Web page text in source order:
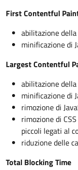
First Contentful
abilitazione
minificazione di
Largest Contentful
abilitazione
minificazione di
rimozione di
rimozione di
piccoli legati al
riduzione delle
Total Blocking Time